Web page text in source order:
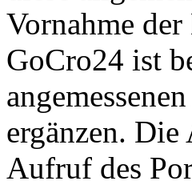
Vornahme
GoCro24 ist
ergänzen.
Aufruf des